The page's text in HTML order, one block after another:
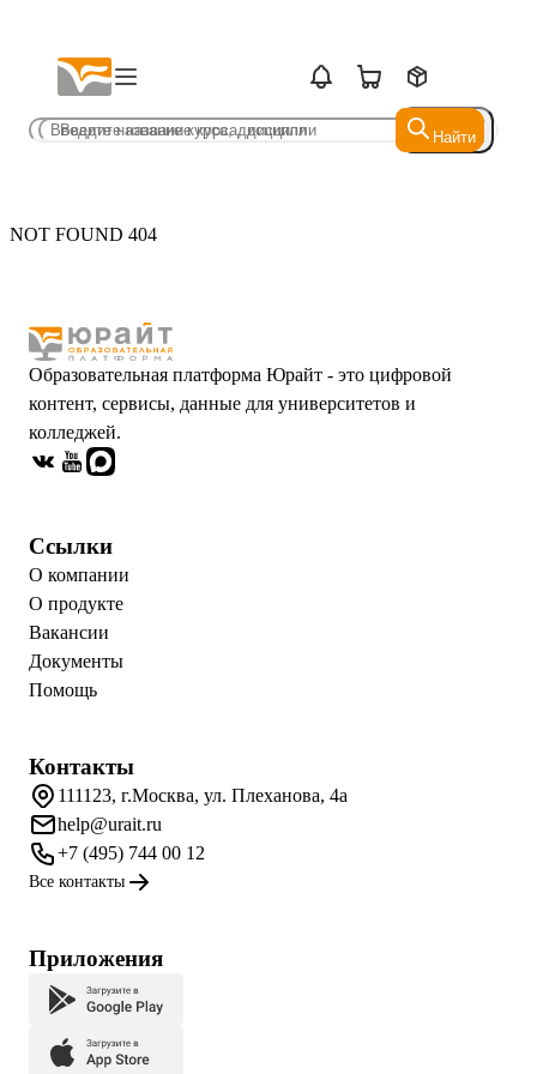
Найти
Найти
NOT FOUND 404
Образовательная платформа Юрайт - это цифровой
контент, сервисы, данные для университетов и
колледжей.
Ссылки
О компании
О продукте
Вакансии
Документы
Помощь
Контакты
111123, г.Москва, ул. Плеханова, 4а
help@urait.ru
+7 (495) 744 00 12
Все контакты
Приложения